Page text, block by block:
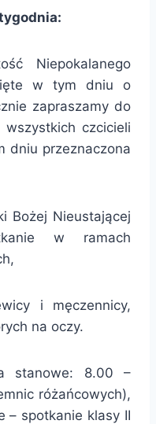
Niepokalanego
w tym dniu o
zapraszamy do
czcicieli
dniu przeznaczona
Bożej Nieustającej
w ramach
i męczennicy,
na oczy.
stanowe: 8.00 –
różańcowych),
– spotkanie klasy II